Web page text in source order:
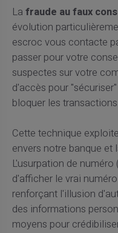
La fraude au faux
évolution
escroc vous contacte
passer pour votre
suspectes sur votre
d'accès pour
bloquer les
Cette technique
envers notre banque et
L'usurpation de
d'afficher le vrai
renforçant l'illusion
des informations
moyens pour